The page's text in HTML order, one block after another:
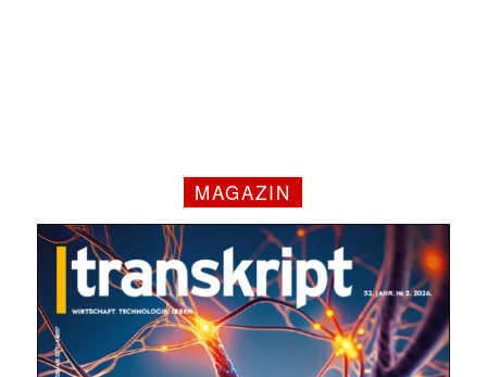
MAGAZIN